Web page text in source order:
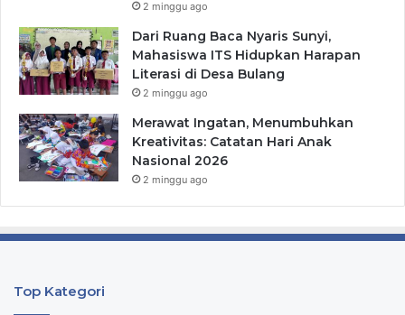
2 minggu ago
Dari Ruang Baca Nyaris Sunyi,
Mahasiswa ITS Hidupkan Harapan
Literasi di Desa Bulang
2 minggu ago
Merawat Ingatan, Menumbuhkan
Kreativitas: Catatan Hari Anak
Nasional 2026
2 minggu ago
Top Kategori